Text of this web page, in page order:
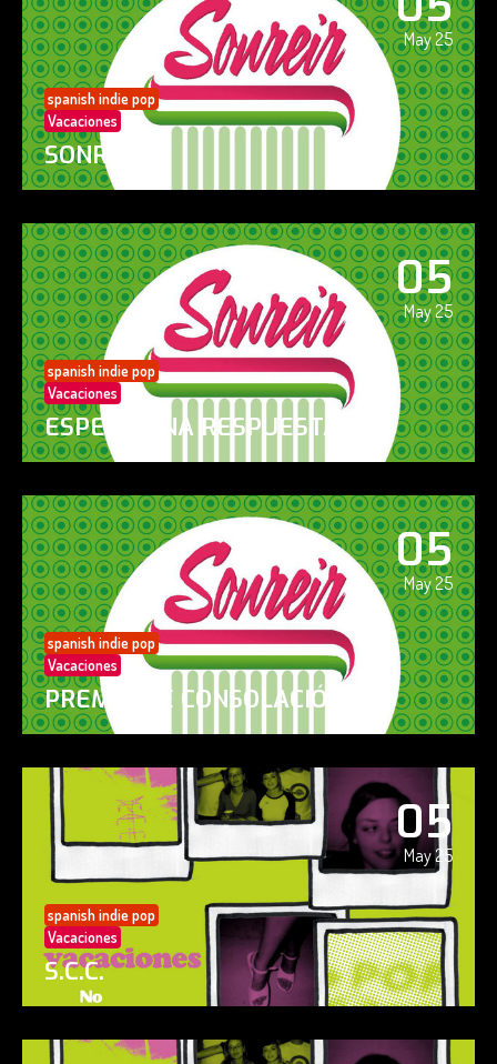
May 25
spanish indie pop
Vacaciones
SONREÍR
05
May 25
spanish indie pop
Vacaciones
ESPERO UNA RESPUESTA
05
May 25
spanish indie pop
Vacaciones
PREMIO DE CONSOLACIÓN
05
May 25
spanish indie pop
Vacaciones
S.C.C.